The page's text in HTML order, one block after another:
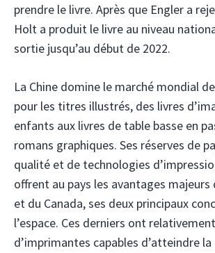
prendre le livre. Après que Engler a
Holt a produit le livre au niveau
sortie jusqu’au début de 2022.
La Chine domine le marché mondial
pour les titres illustrés, des livres
enfants aux livres de table basse en
romans graphiques. Ses réserves de
qualité et de technologies
offrent au pays les avantages
et du Canada, ses deux principaux
l’espace. Ces derniers ont
d’imprimantes capables d’atteindre